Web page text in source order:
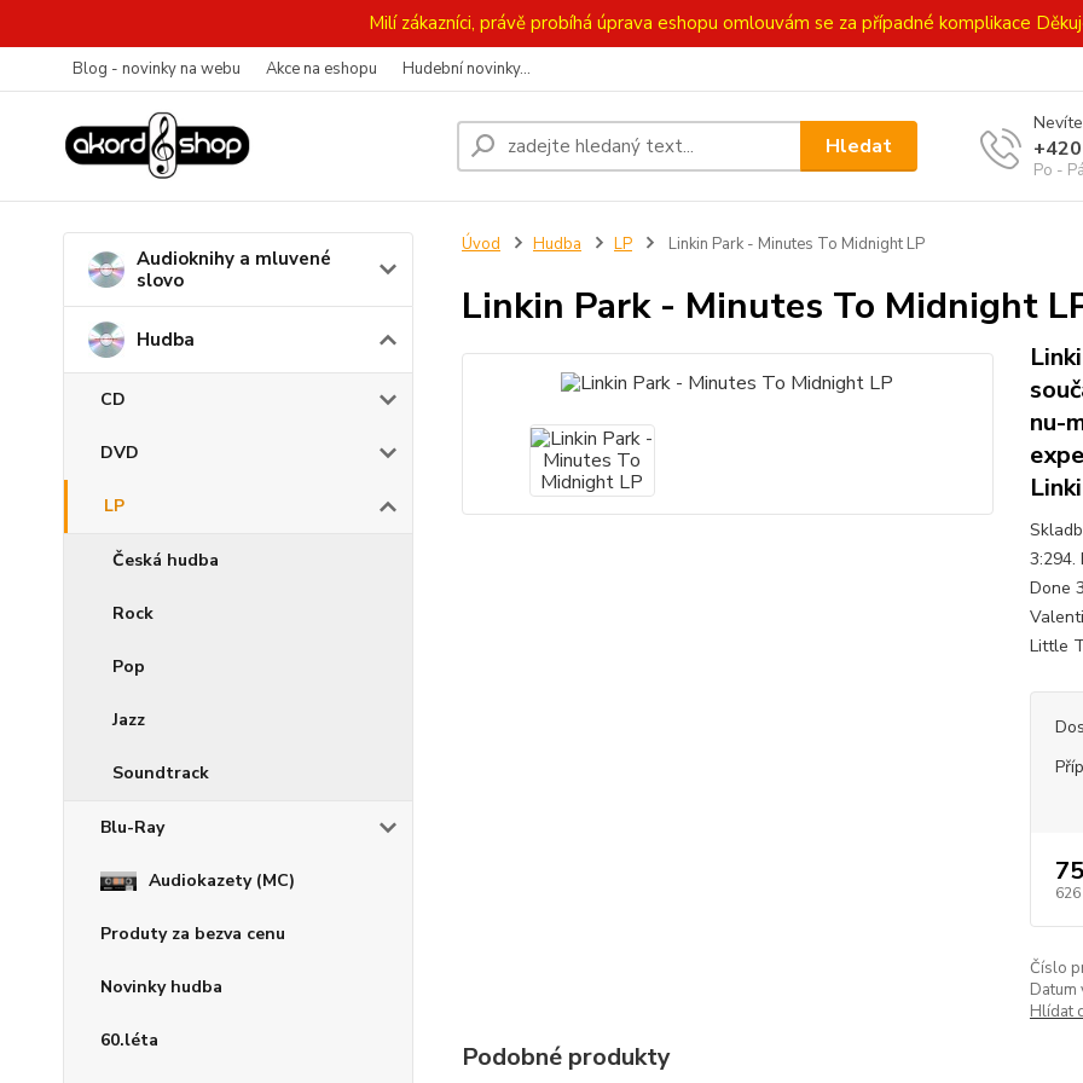
Milí zákazníci, právě probíhá úprava eshopu omlouvám se za případné komplikace
Blog - novinky na webu Akce na eshopu Hudební novinky...
Hledat
Po -
Audioknihy a mluvené
slovo
Hudba
CD
DVD
LP
Česká hudba
Rock
Pop
Jazz
Soundtrack
Blu-Ray
Audiokazety (MC)
Produty za bezva cenu
Novinky hudba
60.léta
Úvod Hudba LP Linkin Park - Minutes To Midnight LP
Linkin Park - Minutes To Midnight
nu-
3:294.
Done
Little
626
Číslo
Datum
Hlídat
Podobné produkty